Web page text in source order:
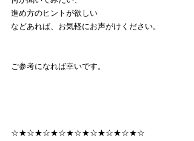
進め方のヒントが欲しい
などあれば、お気軽にお声がけください。
ご参考になれば幸いです。
☆★☆★☆★☆★☆★☆★☆★☆★☆